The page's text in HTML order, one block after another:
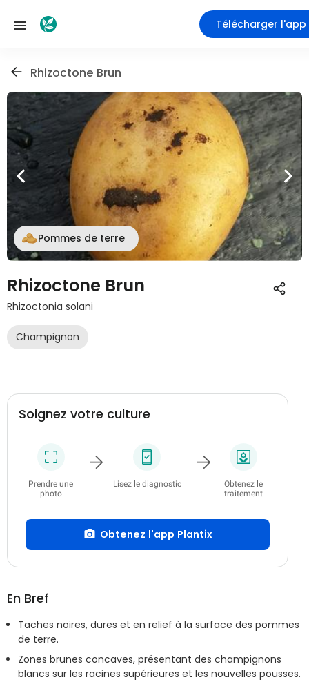
Télécharger l'app
Rhizoctone Brun
Pommes de terre
Rhizoctone Brun
Rhizoctonia solani
Champignon
Soignez votre culture
Prendre une
photo
Lisez le diagnostic
Obtenez le
traitement
Obtenez l'app Plantix
En Bref
Taches noires, dures et en relief à la surface des pommes
de terre.
Zones brunes concaves, présentant des champignons
blancs sur les racines supérieures et les nouvelles pousses.